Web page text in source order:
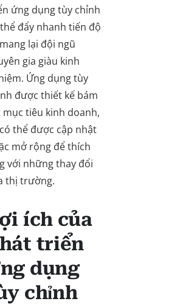
ứng dụng tùy chỉnh
đẩy nhanh tiến độ
lại đội ngũ
gia giàu kinh
Ứng dụng tùy
được thiết kế bám
mục tiêu kinh doanh,
thể được cập nhật
mở rộng để thích
với những thay đổi
thị trường.
ích của
triển
dụng
chỉnh